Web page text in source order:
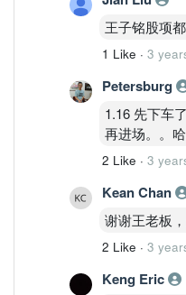
王子铭股项都
1 Like · 3
Petersburg
1.16 先下车
再进场。。
2 Like · 3
Kean Chan
谢谢王老板
2 Like · 3
Keng Eric